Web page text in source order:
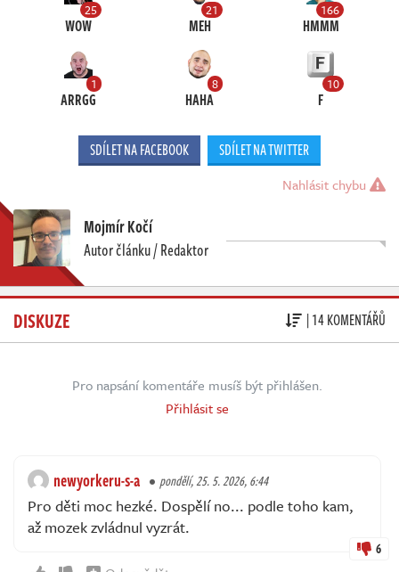
25
WOW
21
MEH
166
HMMM
1
ARRGG
8
HAHA
10
F
SDÍLET NA FACEBOOK SDÍLET NA TWITTER
Nahlásit chybu
Mojmír Kočí
Autor článku / Redaktor
DISKUZE | 14 KOMENTÁŘŮ
Pro napsání komentáře musíš být přihlášen.
Přihlásit se
newyorkeru-s-a pondělí, 25. 5. 2026, 6:44
Pro děti moc hezké. Dospělí no... podle toho kam,
až mozek zvládnul vyzrát.
6